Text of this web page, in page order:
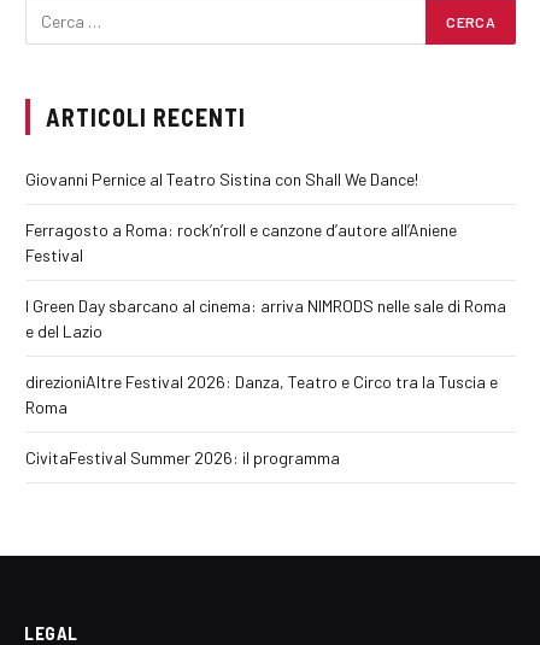
ARTICOLI RECENTI
Giovanni Pernice al Teatro Sistina con Shall We Dance!
Ferragosto a Roma: rock’n’roll e canzone d’autore all’Aniene
Festival
I Green Day sbarcano al cinema: arriva NIMRODS nelle sale di Roma
e del Lazio
direzioniAltre Festival 2026: Danza, Teatro e Circo tra la Tuscia e
Roma
CivitaFestival Summer 2026: il programma
LEGAL